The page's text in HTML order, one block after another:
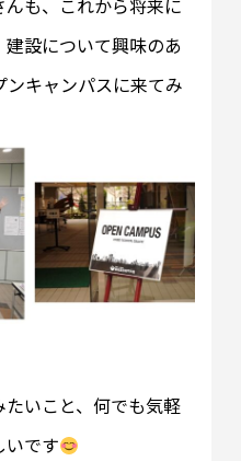
設について興味のあ
ンキャンパスに来てみ
いこと、何でも気軽
いです